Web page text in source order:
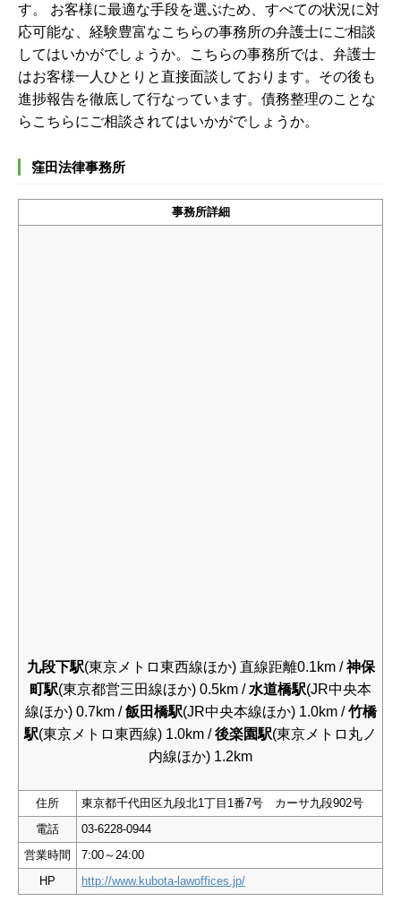
す。 お客様に最適な手段を選ぶため、すべての状況に対
応可能な、経験豊富なこちらの事務所の弁護士にご相談
してはいかがでしょうか。
こちらの事務所では、弁護士
はお客様一人ひとりと直接面談しております。その後も
進捗報告を徹底して行なっています。債務整理のことな
らこちらにご相談されてはいかがでしょうか。
窪田法律事務所
事務所詳細
九段下駅(東京メトロ東西線ほか) 直線距離0.1km /神保
町駅(東京都営三田線ほか) 0.5km / 水道橋駅(JR中央本
線ほか) 0.7km /飯田橋駅(JR中央本線ほか) 1.0km /竹橋
駅(東京メトロ東西線) 1.0km /後楽園駅(東京メトロ丸ノ
内線ほか) 1.2km
住所
東京都千代田区九段北1丁目1番7号 カーサ九段902号
電話
03-6228-0944
営業時間
7:00～24:00
HP
http://www.kubota-lawoffices.jp/